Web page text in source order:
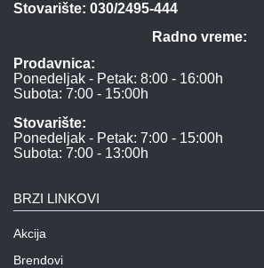
Stovarište: 030/2495-444
Radno vreme:
Prodavnica:
Ponedeljak - Petak: 8:00 - 16:00h
Subota: 7:00 - 15:00h
Stovarište:
Ponedeljak - Petak: 7:00 - 15:00h
Subota: 7:00 - 13:00h
BRZI LINKOVI
Akcija
Brendovi